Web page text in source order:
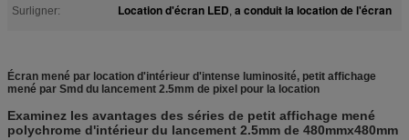
Surligner:
Location d'écran LED, a conduit la location de l'écran
Écran mené par location d'intérieur d'intense luminosité, petit affichage
mené par Smd du lancement 2.5mm de pixel pour la location
Examinez les avantages des séries de petit affichage mené
polychrome d'intérieur du lancement 2.5mm de 480mmx480mm